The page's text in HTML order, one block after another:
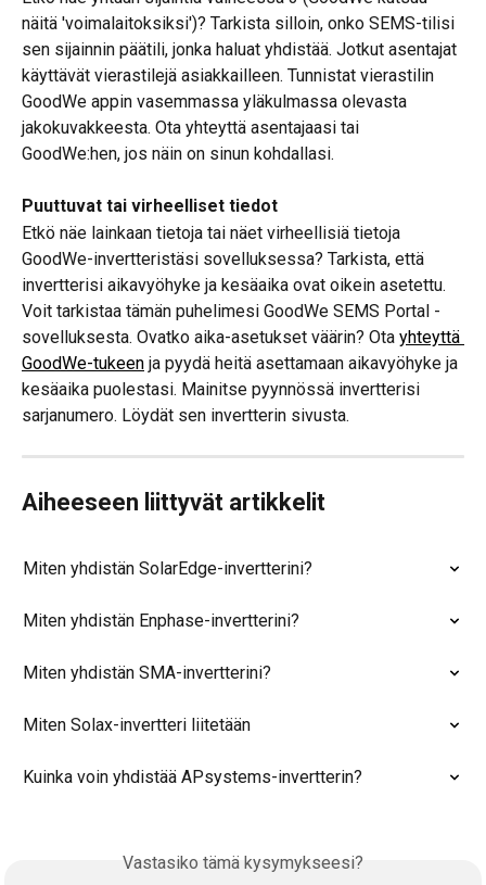
näitä 'voimalaitoksiksi')? Tarkista silloin, onko SEMS-tilisi
sen sijainnin päätili, jonka haluat yhdistää. Jotkut asentajat
käyttävät vierastilejä asiakkailleen. Tunnistat vierastilin
GoodWe appin vasemmassa yläkulmassa olevasta
jakokuvakkeesta. Ota yhteyttä asentajaasi tai
GoodWe:hen, jos näin on sinun kohdallasi.
Puuttuvat tai virheelliset tiedot
Etkö näe lainkaan tietoja tai näet virheellisiä tietoja
GoodWe-invertteristäsi sovelluksessa? Tarkista, että
invertterisi aikavyöhyke ja kesäaika ovat oikein asetettu.
Voit tarkistaa tämän puhelimesi GoodWe SEMS Portal -
sovelluksesta. Ovatko aika-asetukset väärin? Ota yhteyttä
GoodWe-tukeen ja pyydä heitä asettamaan aikavyöhyke ja
kesäaika puolestasi. Mainitse pyynnössä invertterisi
sarjanumero. Löydät sen invertterin sivusta.
Aiheeseen liittyvät artikkelit
Miten yhdistän SolarEdge-invertterini?
Miten yhdistän Enphase-invertterini?
Miten yhdistän SMA-invertterini?
Miten Solax-invertteri liitetään
Kuinka voin yhdistää APsystems-invertterin?
Vastasiko tämä kysymykseesi?